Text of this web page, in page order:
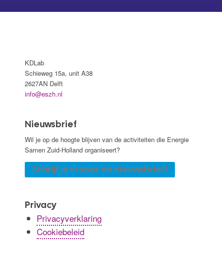
KDLab
Schieweg 15a, unit A38
2627AN Delft
info@eszh.nl
Nieuwsbrief
Wil je op de hoogte blijven van de activiteiten die Energie
Samen Zuid-Holland organiseert?
Schrijf je in voor de nieuwsbrief!
Privacy
Privacyverklaring
Cookiebeleid